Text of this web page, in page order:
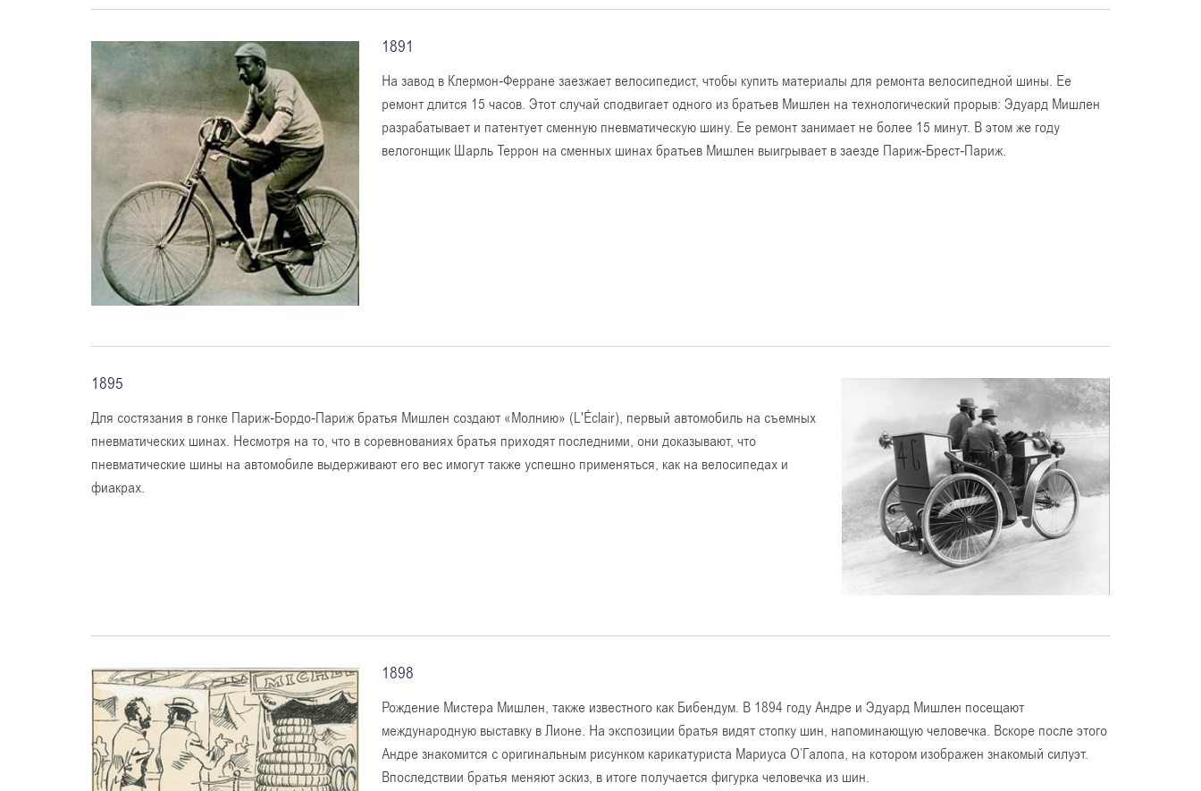
1891
На завод в Клермон-Ферране заезжает велосипедист, чтобы купить материалы для ремонта велосипедной шины. Ее
ремонт длится 15 часов. Этот случай сподвигает одного из братьев Мишлен на технологический прорыв: Эдуард Мишлен
разрабатывает и патентует сменную пневматическую шину. Ее ремонт занимает не более 15 минут. В этом же году
велогонщик Шарль Террон на сменных шинах братьев Мишлен выигрывает в заезде Париж-Брест-Париж.
1895
Для состязания в гонке Париж-Бордо-Париж братья Мишлен создают «Молнию» (L'Éclair), первый автомобиль на съемных
пневматических шинах. Несмотря на то, что в соревнованиях братья приходят последними, они доказывают, что
пневматические шины на автомобиле выдерживают его вес имогут также успешно применяться, как на велосипедах и
фиакрах.
1898
Рождение Мистера Мишлен, также известного как Бибендум. В 1894 году Андре и Эдуард Мишлен посещают
международную выставку в Лионе. На экспозиции братья видят стопку шин, напоминающую человечка. Вскоре после этого
Андре знакомится с оригинальным рисунком карикатуриста Мариуса О’Галопа, на котором изображен знакомый силуэт.
Впоследствии братья меняют эскиз, в итоге получается фигурка человечка из шин.